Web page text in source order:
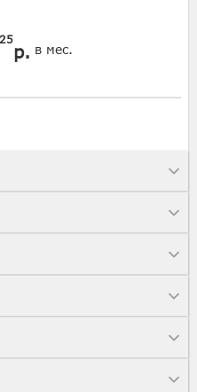
25
р. в мес.